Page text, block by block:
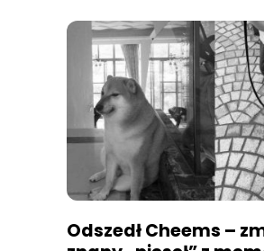
Odszedł Cheems –